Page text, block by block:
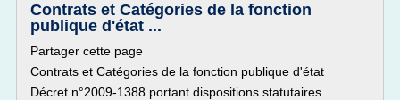
Contrats et Catégories de la fonction
publique d'état ...
Partager cette page
Contrats et Catégories de la fonction publique d'état
Décret n°2009-1388 portant dispositions statutaires